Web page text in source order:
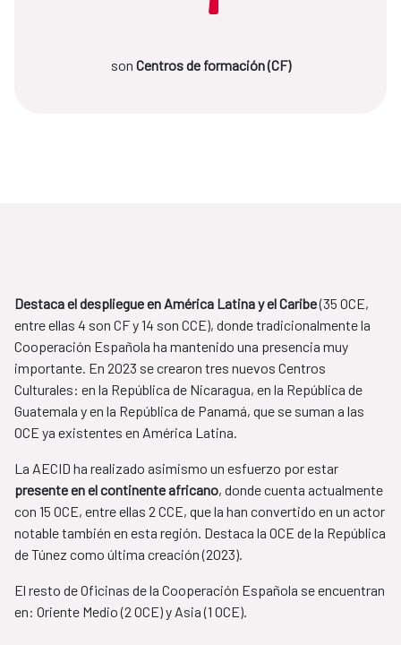
son Centros de formación (CF)
Destaca el despliegue en América Latina y el Caribe(35 OCE,
entre ellas 4 son CF y 14 son CCE), donde tradicionalmente la
Cooperación Española ha mantenido una presencia muy
importante. En 2023 se crearon tres nuevos Centros
Culturales: en la República de Nicaragua, en la República de
Guatemala y en la República de Panamá, que se suman a las
OCE ya existentes en América Latina.
La AECID ha realizado asimismo un esfuerzo por estar
presente en el continente africano, donde cuenta actualmente
con 15 OCE, entre ellas 2 CCE, que la han convertido en un actor
notable también en esta región. Destaca la OCE de la República
de Túnez como última creación (2023).
El resto de Oficinas de la Cooperación Española se encuentran
en: Oriente Medio (2 OCE) y Asia (1 OCE).